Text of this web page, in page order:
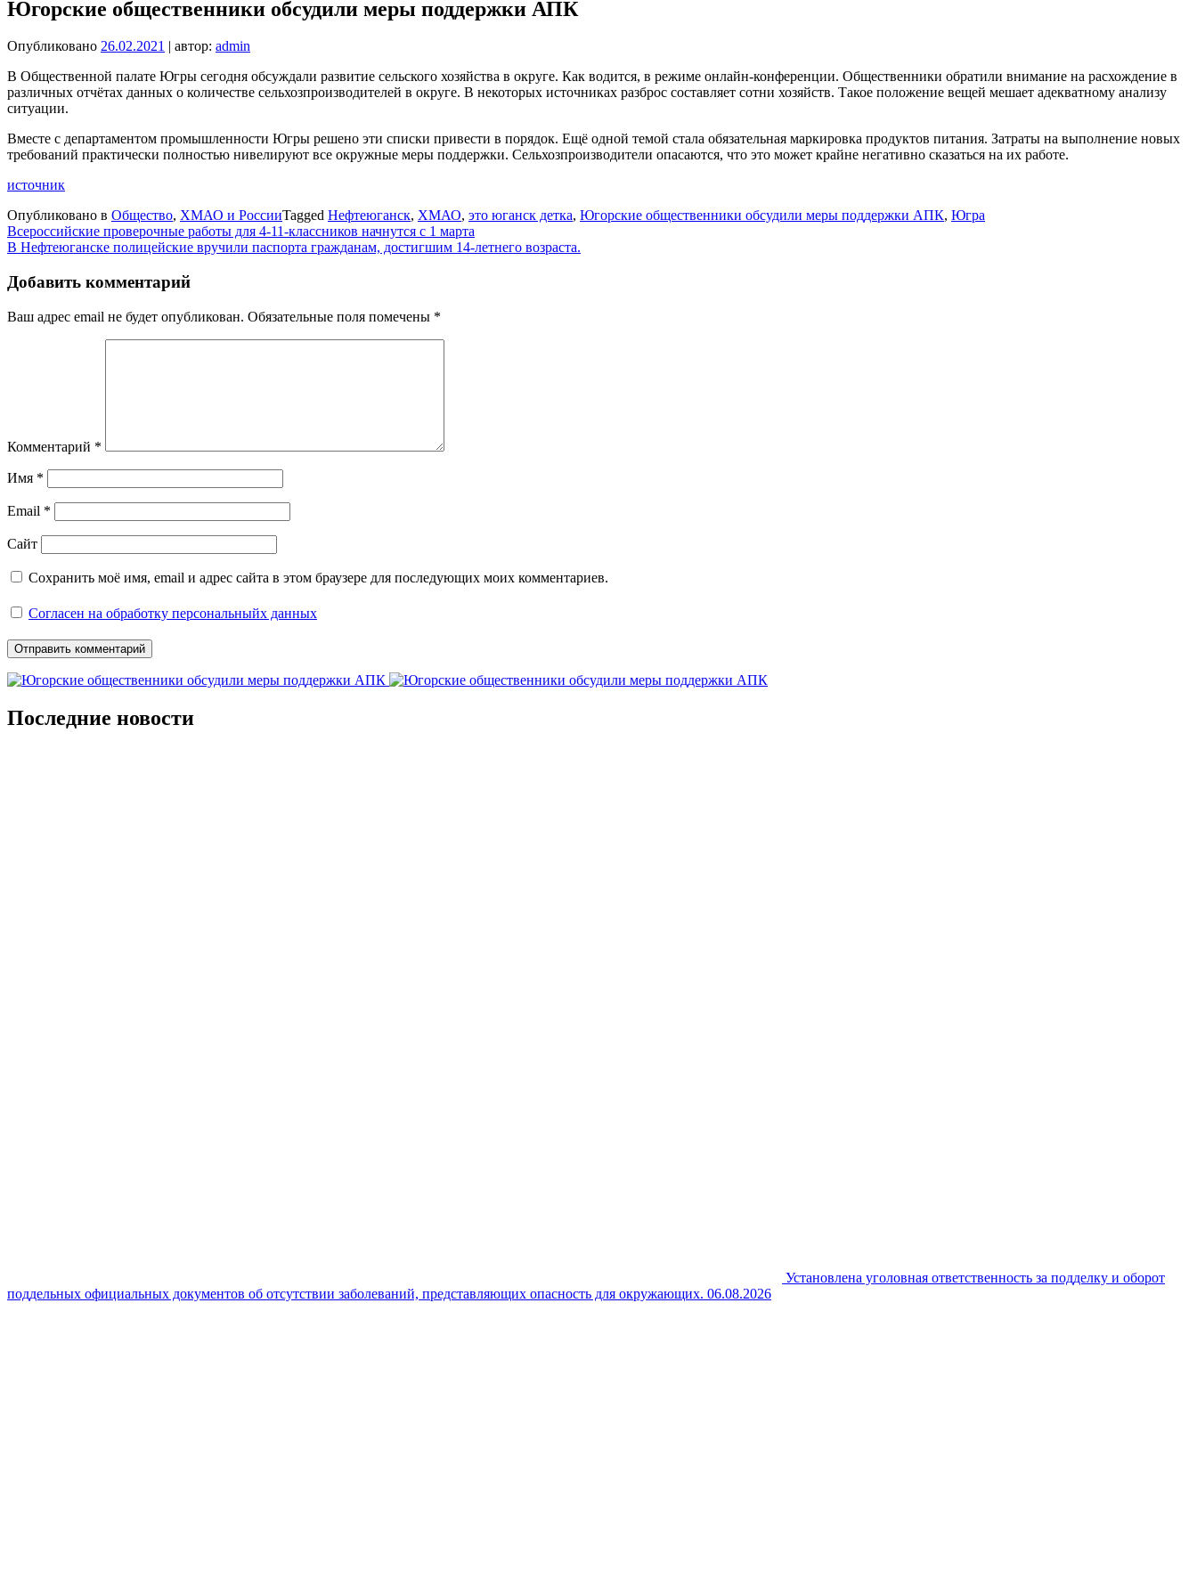
Югорские общественники обсудили меры поддержки АПК
Опубликовано 26.02.2021 | автор: admin
В Общественной палате Югры сегодня обсуждали развитие сельского хозяйства в округе. Как водится, в режиме онлайн-конференции. Общественники обратили внимание на расхождение в
различных отчётах данных о количестве сельхозпроизводителей в округе. В некоторых источниках разброс составляет сотни хозяйств. Такое положение вещей мешает адекватному анализу
ситуации.
Вместе с департаментом промышленности Югры решено эти списки привести в порядок. Ещё одной темой стала обязательная маркировка продуктов питания. Затраты на выполнение новых
требований практически полностью нивелируют все окружные меры поддержки. Сельхозпроизводители опасаются, что это может крайне негативно сказаться на их работе.
источник
Опубликовано в Общество, ХМАО и РоссииTagged Нефтеюганск, ХМАО, это юганск детка, Югорские общественники обсудили меры поддержки АПК, Югра
Навигация
по
записям
Всероссийские проверочные работы для 4-11-классников начнутся с 1 марта
В Нефтеюганске полицейские вручили паспорта гражданам, достигшим 14-летнего возраста.
Добавить комментарий
Ваш адрес email не будет опубликован. Обязательные поля помечены *
Комментарий *
Имя *
Email *
Сайт
Сохранить моё имя, email и адрес сайта в этом браузере для последующих моих комментариев.
Согласен на обработку персональныйх данных
Последние новости
Установлена уголовная ответственность за подделку и оборот
поддельных официальных документов об отсутствии заболеваний, представляющих опасность для окружающих. 06.08.2026